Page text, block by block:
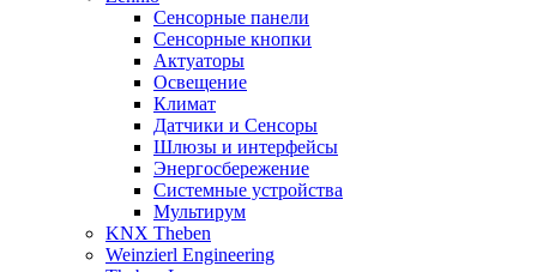
Сенсорные панели
Сенсорные кнопки
Актуаторы
Освещение
Климат
Датчики и Сенсоры
Шлюзы и интерфейсы
Энергосбережение
Системные устройства
Мультирум
KNX Theben
Weinzierl Engineering